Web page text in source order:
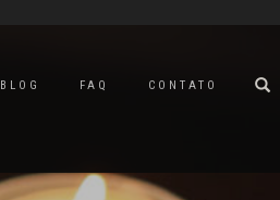
BLOG FAQ CONTATO